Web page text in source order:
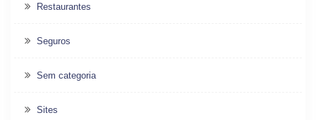
Restaurantes
Seguros
Sem categoria
Sites